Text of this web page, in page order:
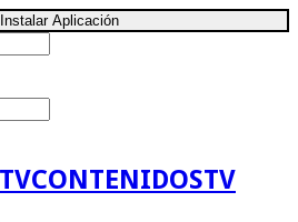
Instalar Aplicación
CONTENIDOSTV